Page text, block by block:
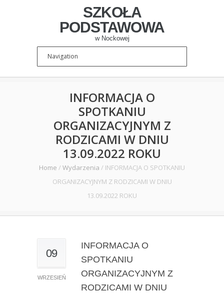
SZKOŁA
PODSTAWOWA
w Nockowej
INFORMACJA O
SPOTKANIU
ORGANIZACYJNYM Z
RODZICAMI W DNIU
13.09.2022 ROKU
Home / Wydarzenia / INFORMACJA O SPOTKANIU
ORGANIZACYJNYM Z RODZICAMI W DNIU
13.09.2022 ROKU
09
WRZESIEŃ
INFORMACJA O
SPOTKANIU
ORGANIZACYJNYM Z
RODZICAMI W DNIU